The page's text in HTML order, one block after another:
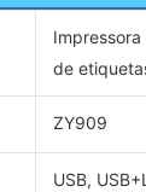
de
ZY909
USB,